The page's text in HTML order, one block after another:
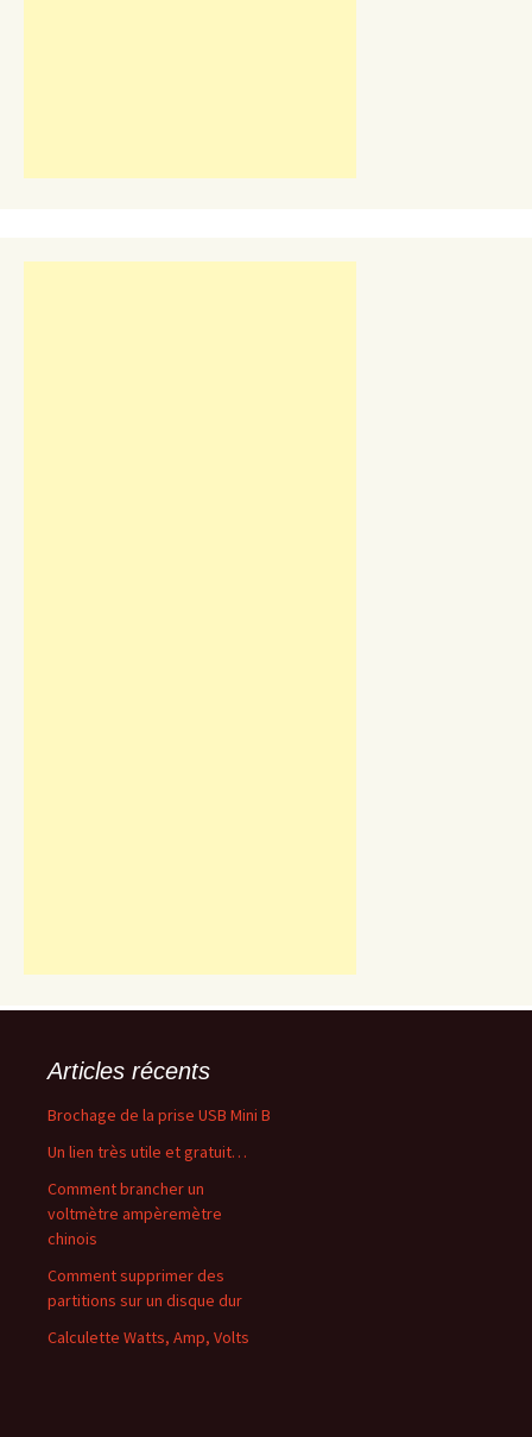
Articles récents
Brochage de la prise USB Mini B
Un lien très utile et gratuit…
Comment brancher un
voltmètre ampèremètre
chinois
Comment supprimer des
partitions sur un disque dur
Calculette Watts, Amp, Volts